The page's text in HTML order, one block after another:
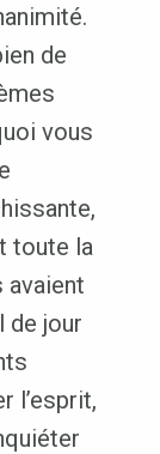
de
vous
toute la
avaient
de jour
l’esprit,